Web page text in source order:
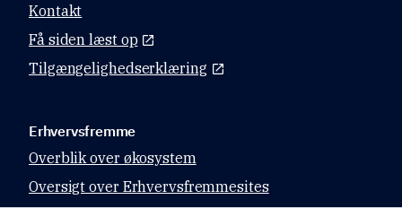
Kontakt
Få siden læst op
Tilgængelighedserklæring
Erhvervsfremme
Overblik over økosystem
Oversigt over Erhvervsfremmesites